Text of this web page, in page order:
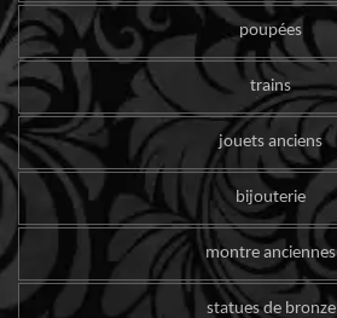
poupées
trains
jouets anciens
bijouterie
montre anciennes
statues de bronze